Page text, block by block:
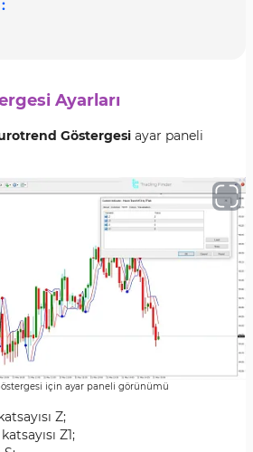
Ayarları
Göstergesi ayar paneli
için ayar paneli görünümü
Z;
Z1;